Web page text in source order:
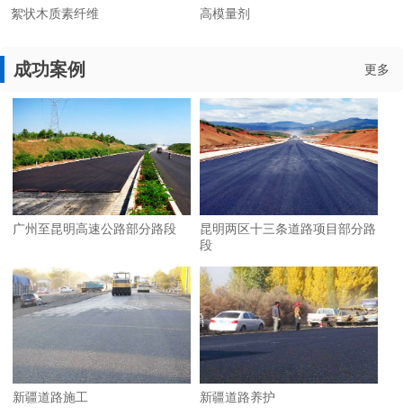
絮状木质素纤维 高模量剂
成功案例 更多
广州至昆明高速公路部分路段
昆明两区十三条道路项目部分路
段
新疆道路施工 新疆道路养护